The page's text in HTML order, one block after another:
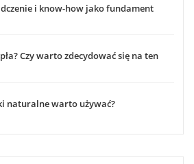
i know-how jako fundament
Czy warto zdecydować się na ten
naturalne warto używać?